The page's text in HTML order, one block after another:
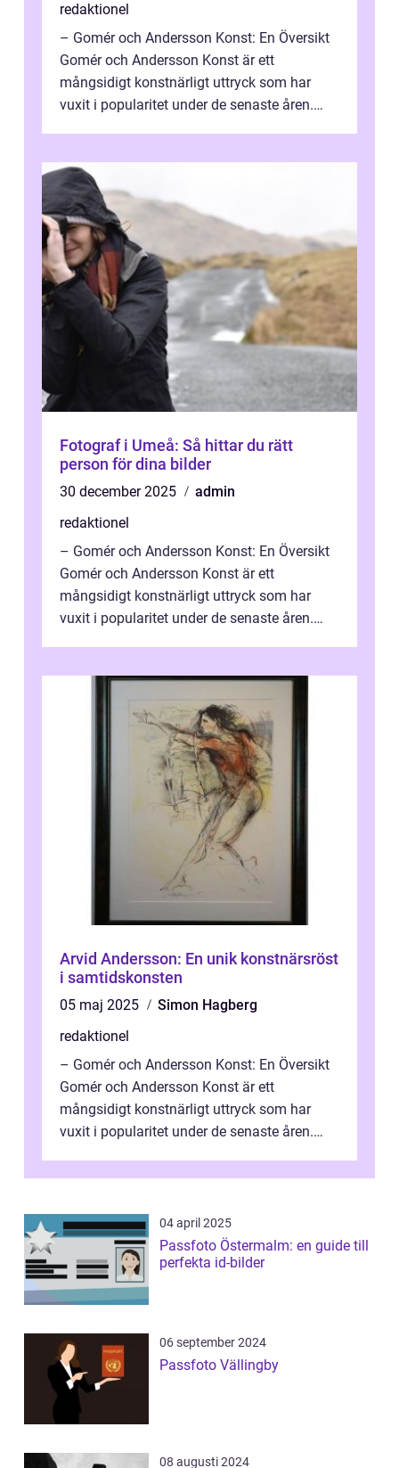
redaktionel
– Gomér och Andersson Konst: En Översikt
Gomér och Andersson Konst är ett
mångsidigt konstnärligt uttryck som har
vuxit i popularitet under de senaste åren.
Fotograf i Umeå: Så hittar du rätt
person för dina bilder
30 december 2025
admin
redaktionel
– Gomér och Andersson Konst: En Översikt
Gomér och Andersson Konst är ett
mångsidigt konstnärligt uttryck som har
vuxit i popularitet under de senaste åren.
Arvid Andersson: En unik konstnärsröst
i samtidskonsten
05 maj 2025
Simon Hagberg
redaktionel
– Gomér och Andersson Konst: En Översikt
Gomér och Andersson Konst är ett
mångsidigt konstnärligt uttryck som har
vuxit i popularitet under de senaste åren.
04 april 2025
Passfoto Östermalm: en guide till
perfekta id-bilder
06 september 2024
Passfoto Vällingby
08 augusti 2024